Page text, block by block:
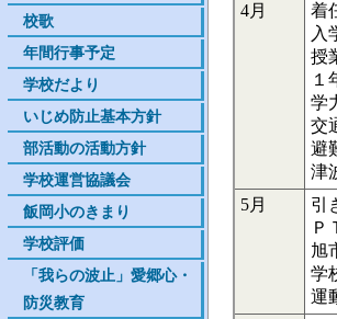
校歌
年間行事予定
学校だより
いじめ防止基本方針
部活動の活動方針
学校運営協議会
飯岡小のきまり
学校評価
「我らの波止」愛郷心・
防災教育
4月
着
入
授
１
学
交
避
津
5月
引
Ｐ
旭
学
運